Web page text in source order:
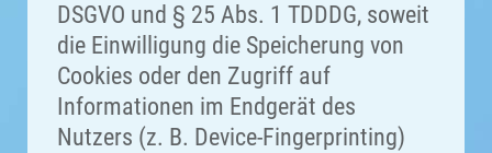
DSGVO und § 25 Abs. 1 TDDDG, soweit
die Einwilligung die Speicherung von
Cookies oder den Zugriff auf
Informationen im Endgerät des
Nutzers (z. B. Device-Fingerprinting)